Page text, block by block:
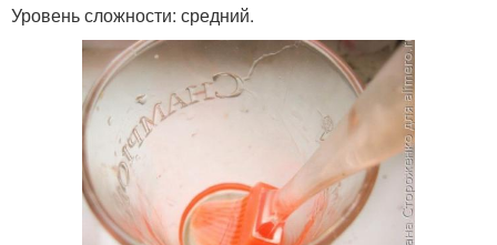
Уровень сложности: средний.